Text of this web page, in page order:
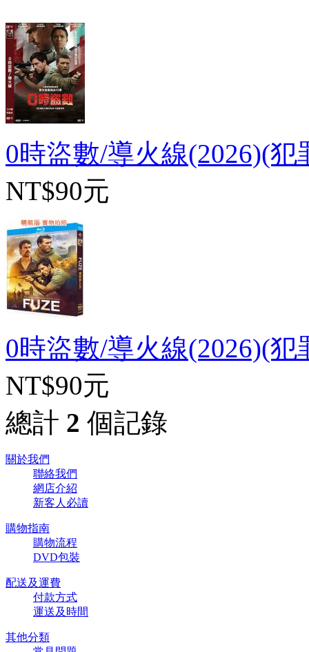
0時盜數/導火線(2026)(
NT$90元
0時盜數/導火線(2026)(
NT$90元
總計 2 個記錄
關於我們
聯絡我們
網店介紹
新客人必讀
購物指南
購物流程
DVD包裝
配送及運費
付款方式
運送及時間
其他分類